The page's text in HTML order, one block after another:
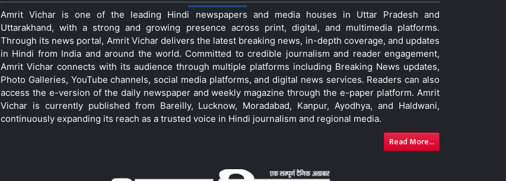
Amrit Vichar is one of the leading Hindi newspapers and media houses in Uttar Pradesh and
Uttarakhand, with a strong and growing presence across print, digital, and multimedia platforms.
Through its news portal, Amrit Vichar delivers the latest breaking news, in-depth coverage, and updates
in Hindi from India and around the world. Committed to credible journalism and reader engagement,
Amrit Vichar connects with its audience through multiple platforms including Breaking News updates,
Photo Galleries, YouTube channels, social media platforms, and digital news services. Readers can also
access the e-version of the daily newspaper and weekly magazine through the e-paper platform. Amrit
Vichar is currently published from Bareilly, Lucknow, Moradabad, Kanpur, Ayodhya, and Haldwani,
continuously expanding its reach as a trusted voice in Hindi journalism and regional media.
Read More...